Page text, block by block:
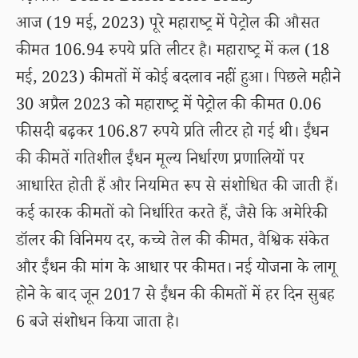
आज (19 मई, 2023) पूरे महाराष्ट्र में पेट्रोल की औसत
कीमत 106.94 रुपये प्रति लीटर है। महाराष्ट्र में कल (18
मई, 2023) कीमतों में कोई बदलाव नहीं हुआ। पिछले महीने
30 अप्रैल 2023 को महाराष्ट्र में पेट्रोल की कीमत 0.06
फीसदी बढ़कर 106.87 रुपये प्रति लीटर हो गई थी। ईंधन
की कीमतें गतिशील ईंधन मूल्य निर्धारण प्रणालियों पर
आधारित होती हैं और नियमित रूप से संशोधित की जाती हैं।
कई कारक कीमतों को निर्धारित करते हैं, जैसे कि अमेरिकी
डॉलर की विनिमय दर, कच्चे तेल की कीमत, वैश्विक संकेत
और ईंधन की मांग के आधार पर कीमत। नई योजना के लागू
होने के बाद जून 2017 से ईंधन की कीमतों में हर दिन सुबह
6 बजे संशोधन किया जाता है।